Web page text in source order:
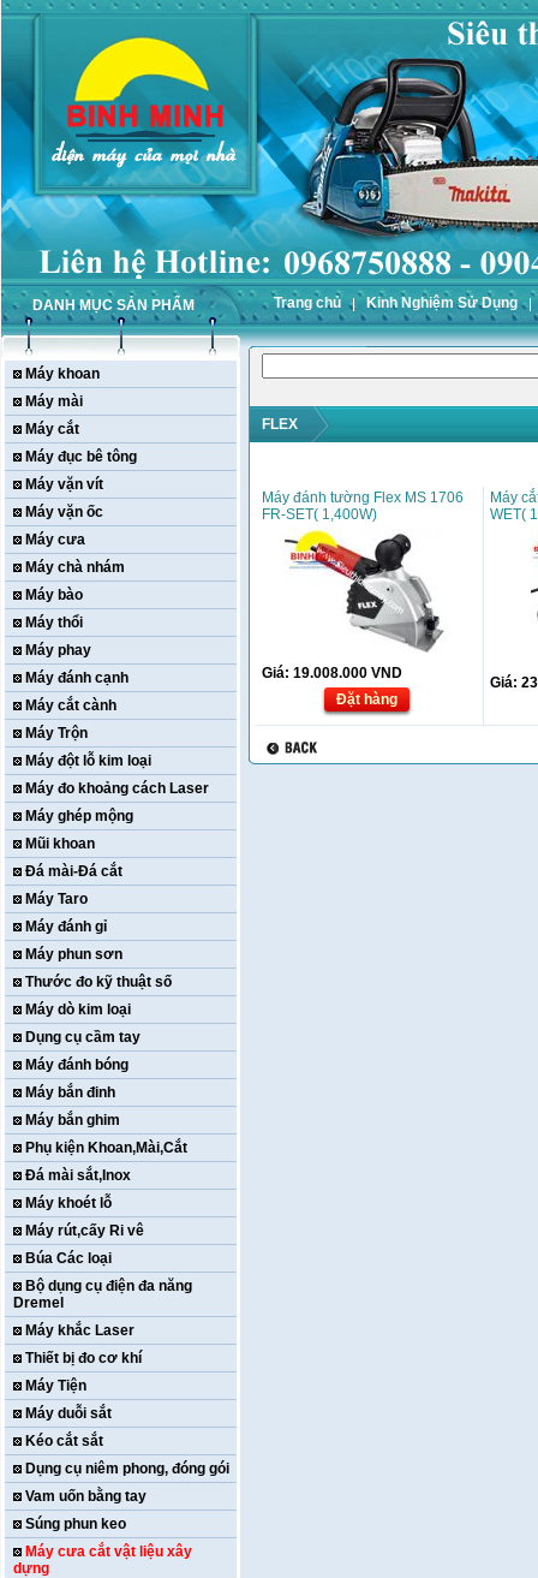
DANH MỤC SẢN PHẨM Trang chủ Kinh Nghiệm Sử Dụng
Máy khoan
Máy mài
Máy cắt
Máy đục bê tông
Máy vặn vít
Máy vặn ốc
Máy cưa
Máy chà nhám
Máy bào
Máy thổi
Máy phay
Máy đánh cạnh
Máy cắt cành
Máy Trộn
Máy đột lỗ kim loại
Máy đo khoảng cách Laser
Máy ghép mộng
Mũi khoan
Đá mài-Đá cắt
Máy Taro
Máy đánh gỉ
Máy phun sơn
Thước đo kỹ thuật số
Máy dò kim loại
Dụng cụ cầm tay
Máy đánh bóng
Máy bắn đinh
Máy bắn ghim
Phụ kiện Khoan,Mài,Cắt
Đá mài sắt,Inox
Máy khoét lỗ
Máy rút,cấy Ri vê
Búa Các loại
Bộ dụng cụ điện đa năng
Dremel
Máy khắc Laser
Thiết bị đo cơ khí
Máy Tiện
Máy duỗi sắt
Kéo cắt sắt
Dụng cụ niêm phong, đóng gói
Vam uốn bằng tay
Súng phun keo
Máy cưa cắt vật liệu xây
dựng
FLEX
Máy đánh tường Flex MS 1706
FR-SET( 1,400W)
Giá: 19.008.000 VND
Đặt hàng
Máy
WET(
Giá: